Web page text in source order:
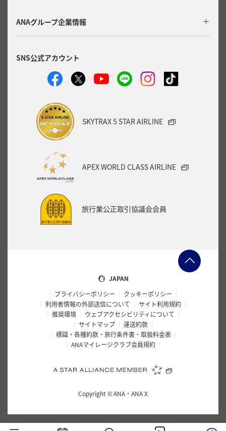
ANAグループ企業情報
SNS公式アカウント
SKYTRAX 5 STAR AIRLINE
APEX WORLD CLASS AIRLINE
旅行業公正取引協議会会員
JAPAN
プライバシーポリシー
クッキーポリシー
利用者情報の外部送信について
サイト利用規約
推奨環境
ウェブアクセシビリティについて
サイトマップ
運送約款
標識・各種約款・旅行条件書・取扱料金表
ANAマイレージクラブ会員規約
Copyright ©ANA・ANA X